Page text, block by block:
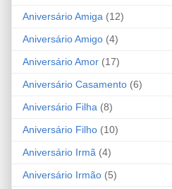
Aniversário Amiga (12)
Aniversário Amigo (4)
Aniversário Amor (17)
Aniversário Casamento (6)
Aniversário Filha (8)
Aniversário Filho (10)
Aniversário Irmã (4)
Aniversário Irmão (5)